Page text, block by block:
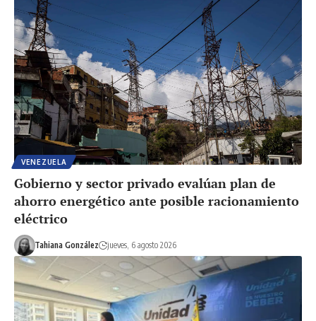
VENEZUELA
Gobierno y sector privado evalúan plan de
ahorro energético ante posible racionamiento
eléctrico
Tahiana González jueves, 6 agosto 2026